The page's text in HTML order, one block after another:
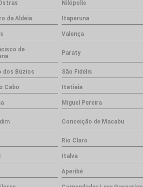
Nilópolis
da Aldeia Itaperuna
Valença
de
Paraty
dos Búzios São Fidélis
Cabo Itatiaia
Miguel Pereira
Conceição de Macabu
Rio Claro
Italva
Aperibé